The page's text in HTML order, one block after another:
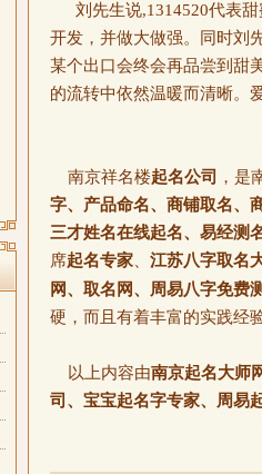
刘先生说,1314520代表甜
开发，并做大做强。同时刘
某个出口会终会再品尝到甜
的流转中依然温暖而清晰。
南京祥名楼起名公司 ，是
字、产品命名、商铺取名、
三才姓名在线起名、易经测
席起名专家 江苏八字取名
网、取名网、周易八字免费
硬，而且有着丰富的实践经
以上内容由南京起名大师
司、宝宝起名字专家、周易